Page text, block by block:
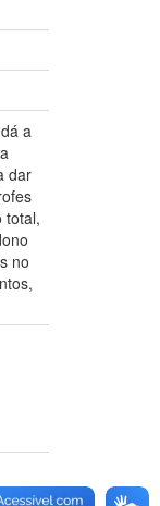
a
dar
total,
no